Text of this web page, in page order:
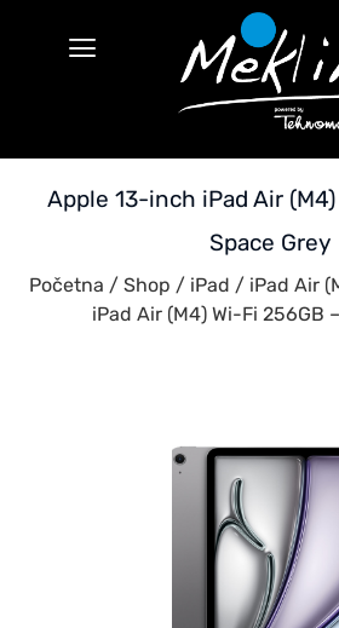
Apple 13-inch iPad Air
Space Grey
Početna / Shop / iPad / iPad Air
iPad Air (M4) Wi-Fi 256GB